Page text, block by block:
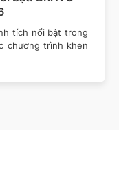
tích nổi bật trong
chương trình khen